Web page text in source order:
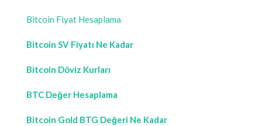
Bitcoin Fiyat Hesaplama
Bitcoin SV Fiyatı Ne Kadar
Bitcoin Döviz Kurları
BTC Değer Hesaplama
Bitcoin Gold BTG Değeri Ne Kadar